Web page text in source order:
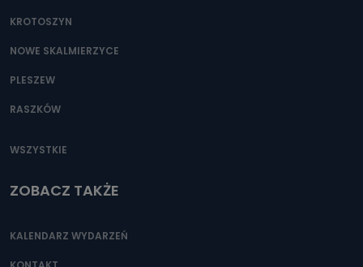
KROTOSZYN
NOWE SKALMIERZYCE
PLESZEW
RASZKÓW
WSZYSTKIE
ZOBACZ TAKŻE
KALENDARZ WYDARZEŃ